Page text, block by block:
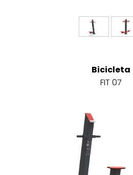
Bicicleta
FIT 07